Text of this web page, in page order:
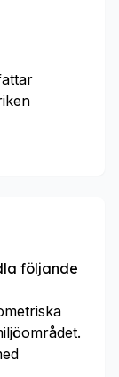
följande